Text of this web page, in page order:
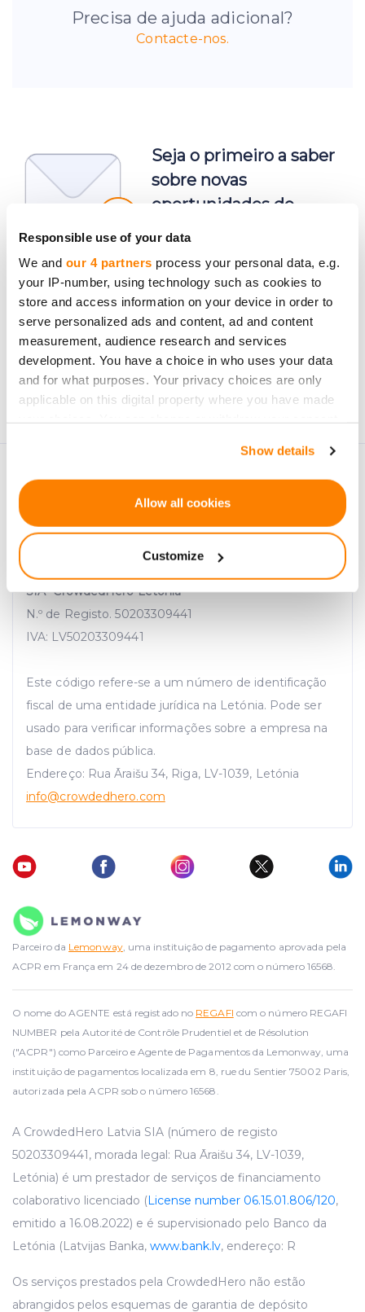
Responsible use of your data
We and our 4 partners process your personal data, e.g.
your IP-number, using technology such as cookies to
store and access information on your device in order to
serve personalized ads and content, ad and content
measurement, audience research and services
development. You have a choice in who uses your data
and for what purposes. Your privacy choices are only
applicable on this digital property where you have made
If you allow, we would also like to:
Identify your device by actively scanning it for
specific characteristics (fingerprinting)
Find out more about how your personal data is processed
and set your preferences in the
We use cookies to provide website functionality, analyse
traffic data, display customized page content and
Show details
Allow all cookies
Customize
Precisa de ajuda adicional?
Contacte-nos.
Seja o primeiro a saber
sobre novas
oportunidades de
investimento.
Subscrever
Os dados pessoais serão processados de acordo com a
Privacy Policyda CrowdedHero. Pode cancelar a
SIA "CrowdedHero Letónia"
N.º de Registo. 50203309441
IVA: LV50203309441
Este código refere-se a um número de identificação
fiscal de uma entidade jurídica na Letónia. Pode ser
usado para verificar informações sobre a empresa na
base de dados pública.
Endereço: Rua Āraišu 34, Riga, LV-1039, Letónia
info@crowdedhero.com
Parceiro da Lemonway, uma instituição de pagamento aprovada pela
ACPR em França em 24 de dezembro de 2012 com o número 16568.
O nome do AGENTE está registado no REGAFI com o número REGAFI
NUMBER pela Autorité de Contrôle Prudentiel et de Résolution
("ACPR") como Parceiro e Agente de Pagamentos da Lemonway, uma
instituição de pagamentos localizada em 8, rue du Sentier 75002 Paris,
autorizada pela ACPR sob o número 16568.
A CrowdedHero Latvia SIA (número de registo
50203309441, morada legal: Rua Āraišu 34, LV-1039,
Letónia) é um prestador de serviços de financiamento
colaborativo licenciado (License number 06.15.01.806/120,
emitido a 16.08.2022) e é supervisionado pelo Banco da
Letónia (Latvijas Banka, www.bank.lv, endereço: R
Os serviços prestados pela CrowdedHero não estão
abrangidos pelos esquemas de garantia de depósito